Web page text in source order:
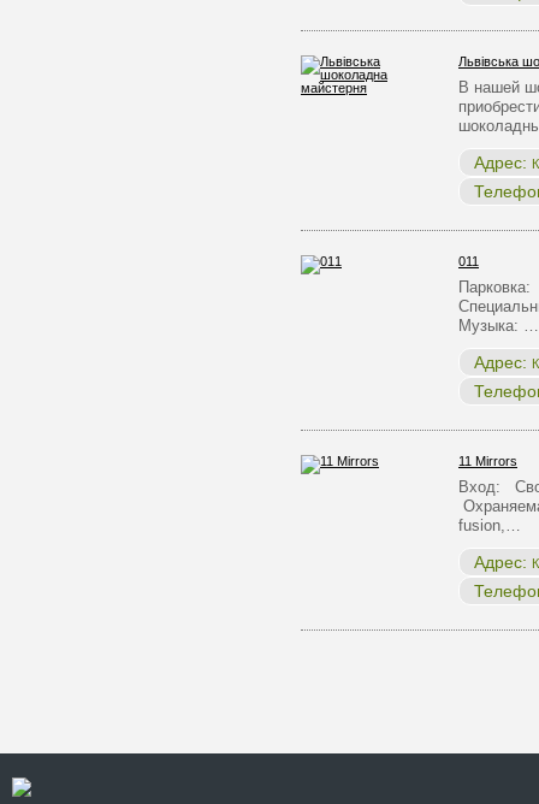
Львівська
В нашей
Адрес:
011
Музыка: …
Адрес:
11 Mirrors
Вход:
fusion,…
Адрес: